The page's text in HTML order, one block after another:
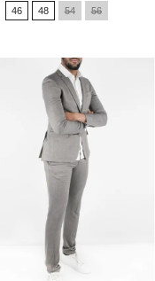
46 48 54 56